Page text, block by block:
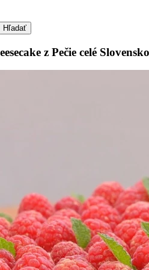
Hľadať
z Pečie celé Slovensko